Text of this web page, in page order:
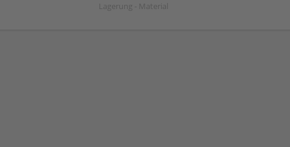
Lagerung - Material